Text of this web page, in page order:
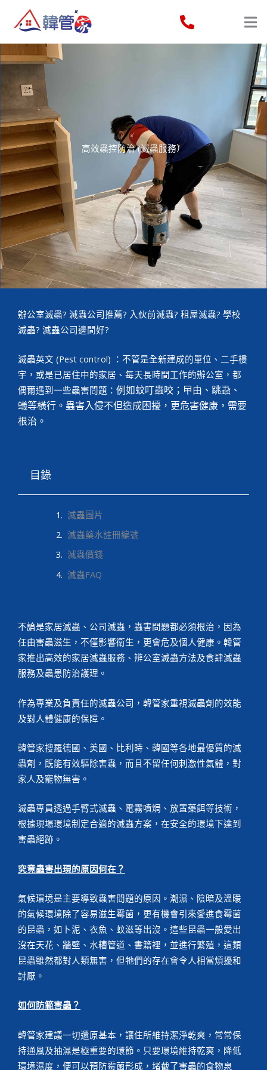
高效蟲控防治 (滅蟲服務）
辦公室滅蟲? 滅蟲公司推薦? 入伙前滅蟲? 租屋滅蟲? 學校
滅蟲? 滅蟲公司邊間好?
滅蟲英文 (Pest control) ：不管是全新建成的單位、二手樓
宇，或是已居住中的家居、每天長時間工作的辦公室，都
偶爾遇到一些蟲害問題： 例如蚊叮蟲咬；曱由、跳蝨、
蟻等橫行。蟲害入侵不但造成困擾，更危害健康，需要
根治。
目錄
滅蟲圖片
滅蟲藥水註冊編號
滅蟲價錢
滅蟲FAQ
不論是家居滅蟲、公司滅蟲，蟲害問題都必須根治，因為
任由害蟲滋生，不僅影響衛生，更會危及個人健康。韓管
家推出高效的家居滅蟲服務、辨公室滅蟲方法及食肆滅蟲
服務及蟲患防治護理。
作為專業及負責任的滅蟲公司，韓管家重視滅蟲劑的效能
及對人體健康的保障。
韓管家搜羅德國、美國、比利時、韓國等各地最優質的滅
蟲劑，既能有效驅除害蟲，而且不留任何刺激性氣體，對
家人及寵物無害。
滅蟲專員透過手臂式滅蟲、電霧噴焗、放置藥餌等技術，
根據現場環境制定合適的滅蟲方案，在安全的環境下達到
害蟲絕跡。
究竟蟲害出現的原因何在？
氣候環境是主要導致蟲害問題的原因。潮濕、陰暗及溫暖
的氣候環境除了容易滋生霉菌，更有機會引來愛進食霉菌
的昆蟲，如卜泥、衣魚、蚊滋等出沒。這些昆蟲一般愛出
沒在天花、牆壁、水糟管道、書籍裡，並進行繁殖，這類
昆蟲雖然都對人類無害，但牠們的存在會令人相當煩擾和
討厭。
如何防範害蟲？
韓管家建議一切還原基本，讓住所維持潔淨乾爽，常常保
持通風及抽濕是極重要的環節。只要環境維持乾爽，降低
環境濕度，便可以預防霉菌形成，堵截了害蟲的食物泉